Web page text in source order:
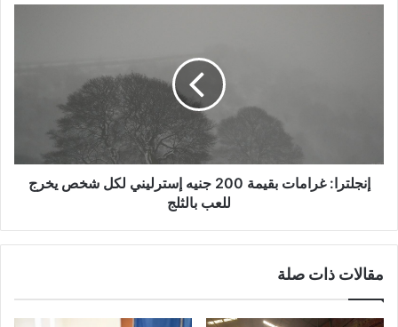
يخرج
للعب
إنجلترا: غرامات بقيمة 200 جنيه إسترليني لكل شخص يخرج
للعب بالثلج
مقالات ذات صلة